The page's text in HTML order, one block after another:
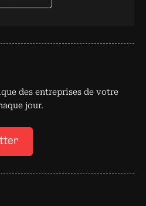
des entreprises de votre
jour.